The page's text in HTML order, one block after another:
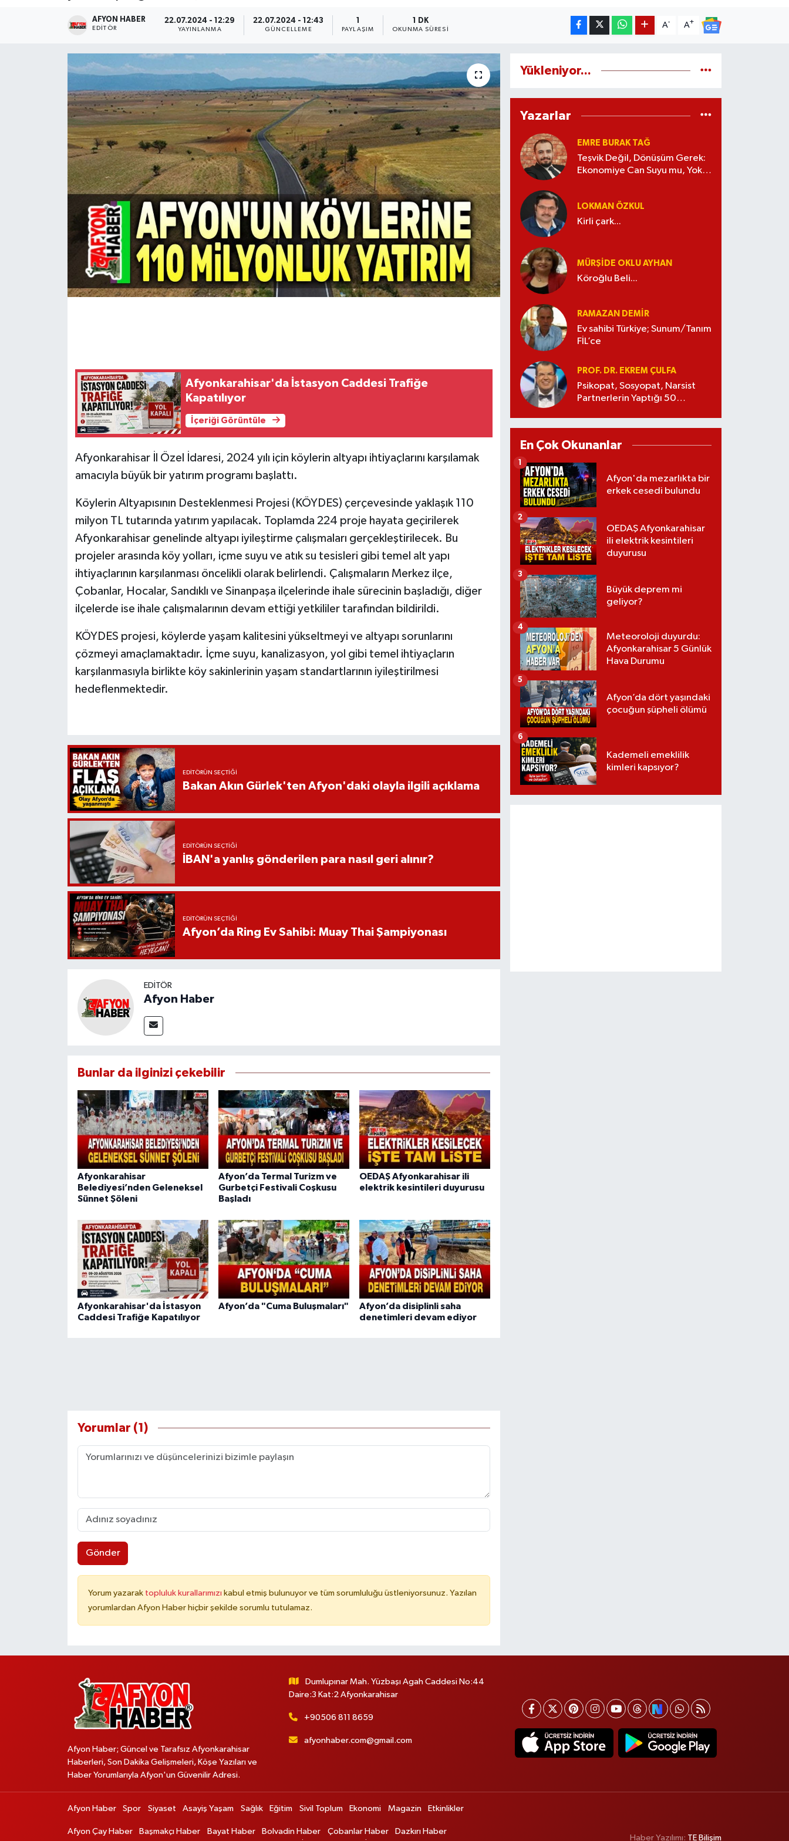
AFYON HABER
EDITÖR
22.07.2024 - 12:29
YAYINLANMA
22.07.2024 - 12:43
GÜNCELLEME PAYLAŞIM
1 DK
OKUNMA SÜRESI
A- A+
Afyonkarahisar'da İstasyon Caddesi Trafiğe
Kapatılıyor
İçeriği Görüntüle
Afyonkarahisar İl Özel İdaresi, 2024 yılı için köylerin altyapı ihtiyaçlarını karşılamak
amacıyla büyük bir yatırım programı başlattı.
Köylerin Altyapısının Desteklenmesi Projesi (KÖYDES) çerçevesinde yaklaşık 110
milyon TL tutarında yatırım yapılacak. Toplamda 224 proje hayata geçirilerek
Afyonkarahisar genelinde altyapı iyileştirme çalışmaları gerçekleştirilecek. Bu
projeler arasında köy yolları, içme suyu ve atık su tesisleri gibi temel alt yapı
ihtiyaçlarının karşılanması öncelikli olarak belirlendi. Çalışmaların Merkez ilçe,
Çobanlar, Hocalar, Sandıklı ve Sinanpaşa ilçelerinde ihale sürecinin başladığı, diğer
ilçelerde ise ihale çalışmalarının devam ettiği yetkililer tarafından bildirildi.
KÖYDES projesi, köylerde yaşam kalitesini yükseltmeyi ve altyapı sorunlarını
çözmeyi amaçlamaktadır. İçme suyu, kanalizasyon, yol gibi temel ihtiyaçların
karşılanmasıyla birlikte köy sakinlerinin yaşam standartlarının iyileştirilmesi
hedeflenmektedir.
EDITÖRÜN SEÇTIĞI
Bakan Akın Gürlek'ten Afyon'daki olayla ilgili açıklama
EDITÖRÜN SEÇTIĞI
İBAN'a yanlış gönderilen para nasıl geri alınır?
EDITÖRÜN SEÇTIĞI
Afyon’da Ring Ev Sahibi: Muay Thai Şampiyonası
EDITÖR
Afyon Haber
Bunlar da ilginizi çekebilir
Afyonkarahisar
Belediyesi’nden Geleneksel
Sünnet Şöleni
Afyon’da Termal Turizm ve
Gurbetçi Festivali Coşkusu
Başladı
OEDAŞ Afyonkarahisar ili
elektrik kesintileri duyurusu
Afyonkarahisar'da İstasyon
Caddesi Trafiğe Kapatılıyor
Afyon’da "Cuma Buluşmaları"
Afyon’da disiplinli saha
denetimleri devam ediyor
Yorumlar (1)
Gönder
Yorum yazarak topluluk kurallarımızı kabul etmiş bulunuyor ve tüm sorumluluğu üstleniyorsunuz. Yazılan
yorumlardan Afyon Haber hiçbir şekilde sorumlu tutulamaz.
Yükleniyor...
Yazarlar
EMRE BURAK TAĞ
Teşvik Değil, Dönüşüm Gerek:
Ekonomiye Can Suyu mu, Yoksa
LOKMAN ÖZKUL
Kirli çark...
MÜRŞIDE OKLU AYHAN
Köroğlu Beli...
RAMAZAN DEMİR
Ev sahibi Türkiye; Sunum/Tanım
FİL’ce
PROF. DR. EKREM ÇULFA
Psikopat, Sosyopat, Narsist
Partnerlerin Yaptığı 50
En Çok Okunanlar
Afyon'da mezarlıkta bir
erkek cesedi bulundu
1
OEDAŞ Afyonkarahisar
ili elektrik kesintileri
duyurusu
2
Büyük deprem mi
geliyor?
3
Meteoroloji duyurdu:
Afyonkarahisar 5 Günlük
Hava Durumu
4
Afyon’da dört yaşındaki
çocuğun şüpheli ölümü
5
Kademeli emeklilik
kimleri kapsıyor?
6
Afyon Haber; Güncel ve Tarafsız Afyonkarahisar
Haberleri, Son Dakika Gelişmeleri, Köşe Yazıları ve
Haber Yorumlarıyla Afyon'un Güvenilir Adresi.
Dumlupınar Mah. Yüzbaşı Agah Caddesi No:44
Daire:3 Kat:2 Afyonkarahisar
+90506 811 8659
afyonhaber.com@gmail.com
Afyon Haber Spor Siyaset Asayiş Yaşam Sağlık Eğitim Sivil Toplum Ekonomi Magazin Etkinlikler
Afyon Çay Haber Başmakçı Haber Bayat Haber Bolvadin Haber Çobanlar Haber
Dazkırı Haber
Haber Yazılımı: TE Bilişim
Magazin